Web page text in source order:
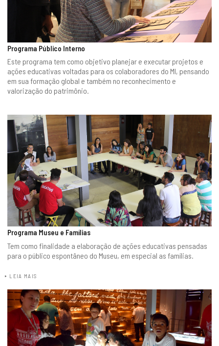
Programa Público Interno
Este programa tem como objetivo planejar e executar projetos e
ações educativas voltadas para os colaboradores do MI, pensando
em sua formação global e também no reconhecimento e
valorização do patrimônio.
Programa Museu e Famílias
Tem como finalidade a elaboração de ações educativas pensadas
para o público espontâneo do Museu, em especial as famílias.
LEIA MAIS